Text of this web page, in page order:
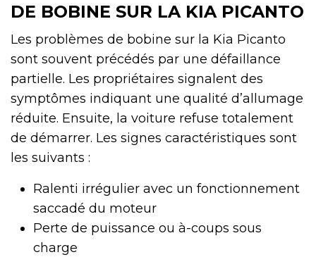
DE BOBINE SUR LA KIA PICANTO
Les problèmes de bobine sur la Kia Picanto
sont souvent précédés par une défaillance
partielle. Les propriétaires signalent des
symptômes indiquant une qualité d’allumage
réduite. Ensuite, la voiture refuse totalement
de démarrer. Les signes caractéristiques sont
les suivants :
Ralenti irrégulier avec un fonctionnement
saccadé du moteur
Perte de puissance ou à-coups sous
charge